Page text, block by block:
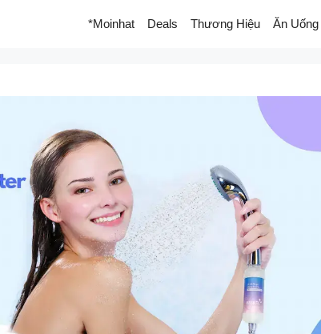
*Moinhat Deals Thương Hiệu Ăn Uống